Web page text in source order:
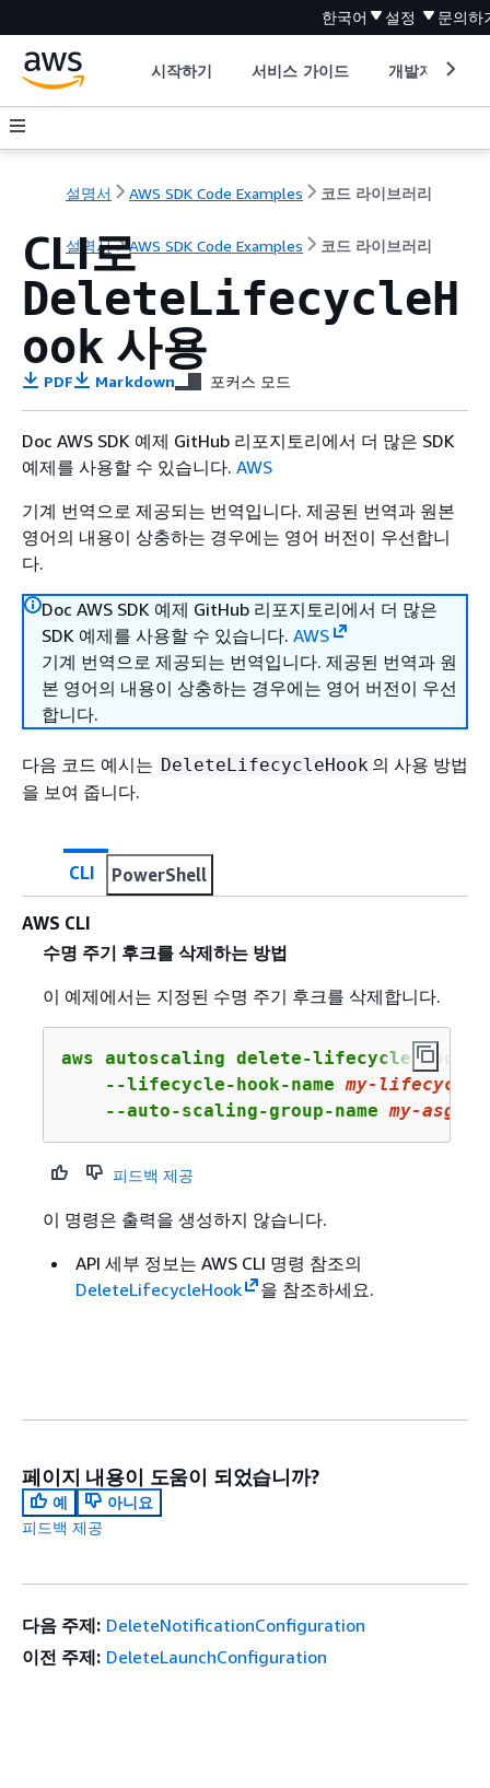
한국어 설정 문의하
시작하기 서비스 가이드 개발자 도구
설명서 AWS SDK Code Examples 코드 라이브러리
설명서 AWS SDK Code Examples 코드 라이브러리
CLI로
DeleteLifecycleH
ook 사용
PDF Markdown 포커스 모드
Doc AWS SDK 예제 GitHub 리포지토리에서 더 많은 SDK
예제를 사용할 수 있습니다. AWS
기계 번역으로 제공되는 번역입니다. 제공된 번역과 원본
영어의 내용이 상충하는 경우에는 영어 버전이 우선합니
다.
Doc AWS SDK 예제 GitHub 리포지토리에서 더 많은
SDK 예제를 사용할 수 있습니다. AWS
기계 번역으로 제공되는 번역입니다. 제공된 번역과 원
본 영어의 내용이 상충하는 경우에는 영어 버전이 우선
합니다.
다음 코드 예시는 DeleteLifecycleHook 의 사용 방법
을 보여 줍니다.
CLI PowerShell
AWS CLI
수명 주기 후크를 삭제하는 방법
이 예제에서는 지정된 수명 주기 후크를 삭제합니다.
aws autoscaling delete-lifecycle-hook \
    --lifecycle-hook-name
my-lifecycle-
    --auto-scaling-group-name
my-asg
피드백 제공
이 명령은 출력을 생성하지 않습니다.
API 세부 정보는 AWS CLI 명령 참조의
DeleteLifecycleHook
을 참조하세요.
페이지 내용이 도움이 되었습니까?
예
아니요
피드백 제공
다음 주제: DeleteNotificationConfiguration
이전 주제: DeleteLaunchConfiguration